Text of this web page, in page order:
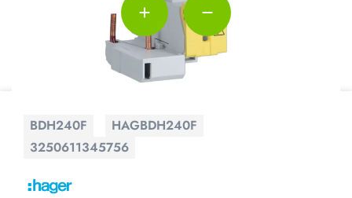
BDH240F
HAGBDH240F
3250611345756
add remove